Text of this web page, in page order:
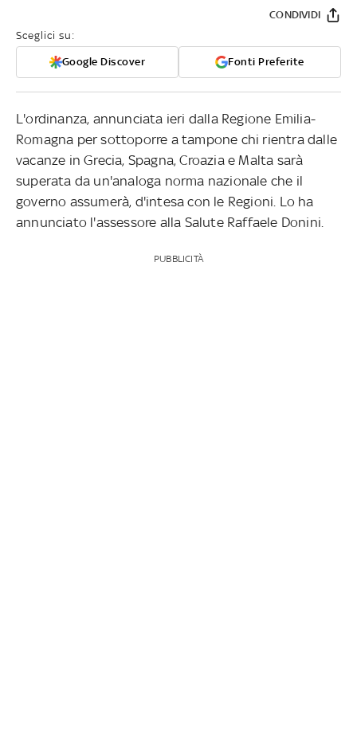
Sceglici su:
Google Discover Fonti Preferite
CONDIVIDI
L'ordinanza, annunciata ieri dalla Regione Emilia-
Romagna per sottoporre a tampone chi rientra dalle
vacanze in Grecia, Spagna, Croazia e Malta sarà
superata da un'analoga norma nazionale che il
governo assumerà, d'intesa con le Regioni. Lo ha
annunciato l'assessore alla Salute Raffaele Donini.
PUBBLICITÀ